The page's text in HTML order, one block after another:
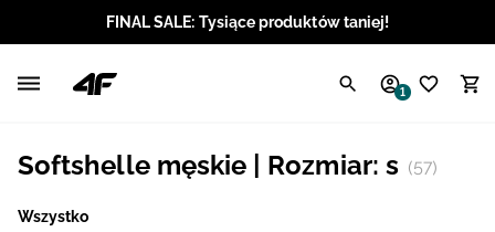
FINAL SALE: Tysiące produktów taniej!
1
Softshelle męskie | Rozmiar: s (57)
Wszystko
Angielski / USD